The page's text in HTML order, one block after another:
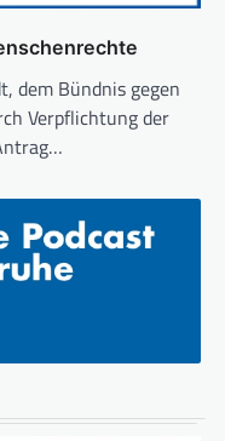
dem Bündnis gegen
Verpflichtung der